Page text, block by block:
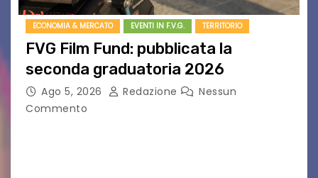
ECONOMIA & MERCATO EVENTI IN F.V.G. TERRITORIO
FVG Film Fund: pubblicata la
seconda graduatoria 2026
Ago 5, 2026 Redazione
Nessun
Commento